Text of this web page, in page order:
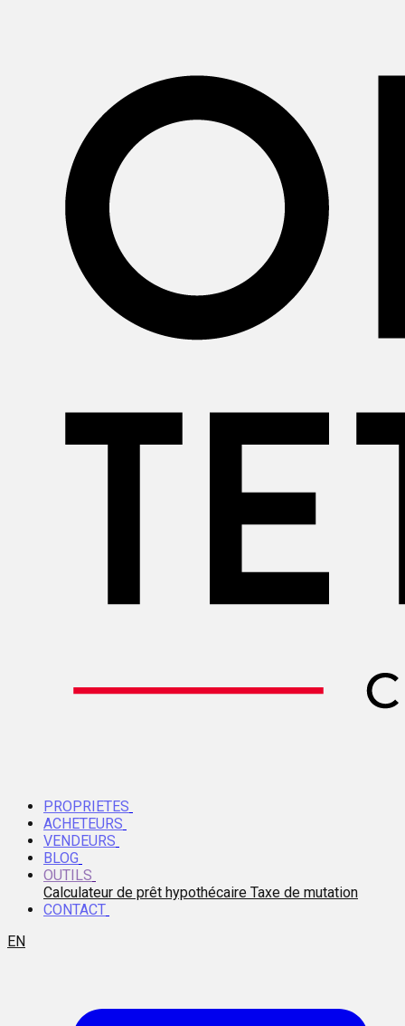
PROPRIETES
ACHETEURS
VENDEURS
BLOG
OUTILS
Calculateur de prêt hypothécaire Taxe de mutation
CONTACT
EN